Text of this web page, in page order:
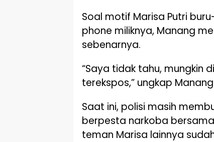
Soal motif Marisa Putri
phone miliknya, Manang
sebenarnya.
“Saya tidak tahu,
terekspos,” ungkap
Saat ini, polisi masih
berpesta narkoba
teman Marisa lainnya